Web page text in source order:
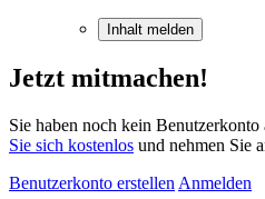
Inhalt melden
Jetzt mitmachen!
Sie haben noch kein Benutzerkonto
Sie sich kostenlos und nehmen Sie
Benutzerkonto erstellen Anmelden